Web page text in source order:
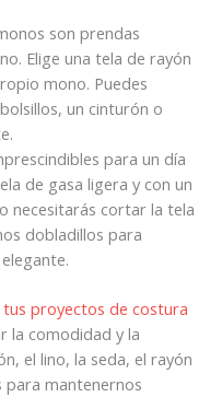
son prendas
Elige una tela de rayón
mono. Puedes
un cinturón o
para un día
de gasa ligera y con un
necesitarás cortar la tela
dobladillos para
proyectos de costura
la comodidad y la
el lino, la seda, el rayón
para mantenernos